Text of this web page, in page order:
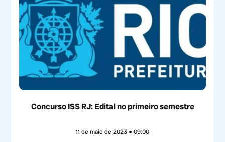
Concurso ISS RJ: Edital no primeiro semestre
11 de maio de 2023 09:00